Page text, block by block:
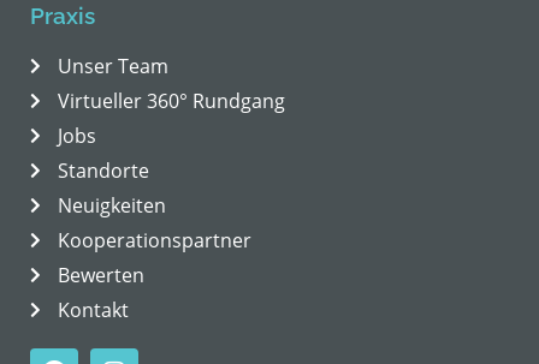
Praxis
Unser Team
Virtueller 360° Rundgang
Jobs
Standorte
Neuigkeiten
Kooperationspartner
Bewerten
Kontakt